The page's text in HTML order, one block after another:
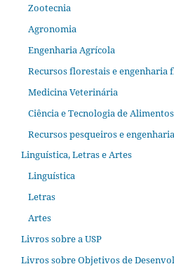
Zootecnia
Agronomia
Engenharia Agrícola
Recursos florestais e engenharia
Medicina Veterinária
Ciência e Tecnologia de Alimentos
Recursos pesqueiros e
Linguística, Letras e Artes
Linguística
Letras
Artes
Livros sobre a USP
Livros sobre Objetivos de